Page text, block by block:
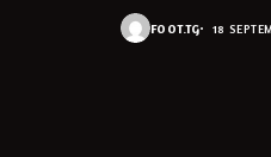
FOOT.TG 18